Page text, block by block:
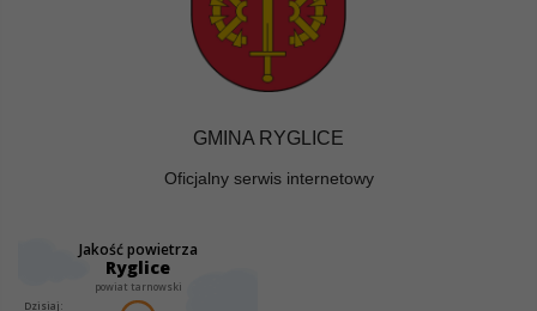
GMINA RYGLICE
Oficjalny serwis internetowy